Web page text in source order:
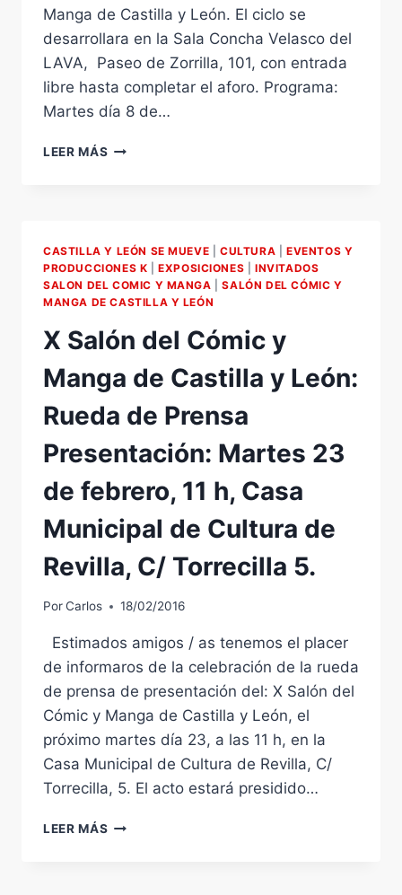
Manga de Castilla y León. El ciclo se
desarrollara en la Sala Concha Velasco del
LAVA, Paseo de Zorrilla, 101, con entrada
libre hasta completar el aforo. Programa:
Martes día 8 de…
LEER MÁS
MUNDO
DE
FANTASÍA,
EDICIÓN.
X
SALÓN
DEL
CÓMIC
Y
MANGA
CASTILLA
Y
LEÓN.
CASTILLA Y LEÓN SE MUEVE |CULTURA |EVENTOS Y
PRODUCCIONES K |EXPOSICIONES |INVITADOS
SALON DEL COMIC Y MANGA |SALÓN DEL CÓMIC Y
MANGA DE CASTILLA Y LEÓN
X Salón del Cómic y
Manga de Castilla y León:
Rueda de Prensa
Presentación: Martes 23
de febrero, 11 h, Casa
Municipal de Cultura de
Revilla, C/ Torrecilla 5.
PorCarlos 18/02/2016
Estimados amigos / as tenemos el placer
de informaros de la celebración de la rueda
de prensa de presentación del: X Salón del
Cómic y Manga de Castilla y León, el
próximo martes día 23, a las 11 h, en la
Casa Municipal de Cultura de Revilla, C/
Torrecilla, 5. El acto estará presidido…
LEER MÁS X